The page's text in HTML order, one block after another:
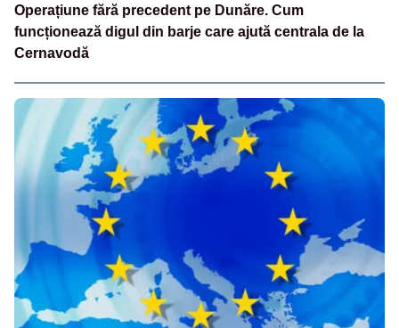
Operațiune fără precedent pe Dunăre. Cum
funcționează digul din barje care ajută centrala de la
Cernavodă